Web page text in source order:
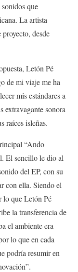
que
La artista
desde
Letón Pé
de mi viaje me ha
mis estándares a
extravagante sonora
raíces isleñas.
“Ando
El sencillo le dio al
del EP, con su
con ella. Siendo el
lo que Letón Pé
la transferencia de
el ambiente era
lo que en cada
podría resumir en